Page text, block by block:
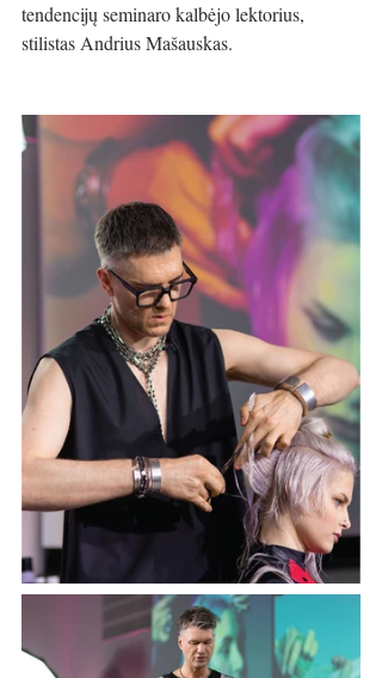
tendencijų seminaro kalbėjo lektorius,
stilistas Andrius Mašauskas.